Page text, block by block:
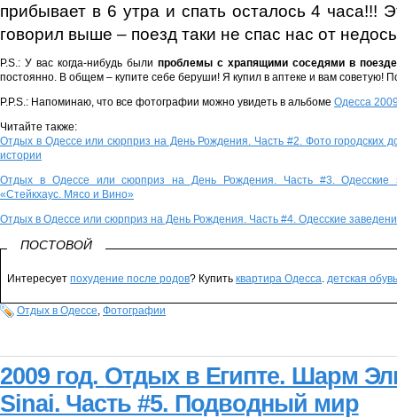
прибывает в 6 утра и спать осталось 4 часа!!!
говорил выше – поезд таки не спас нас от
P.S.: У вас когда-нибудь были проблемы с храпящими соседями в
постоянно. В общем – купите себе беруши! Я купил в аптеке и вам советую!
P.P.S.: Напоминаю, что все фотографии можно увидеть в альбоме Одесса
Читайте также:
Отдых в Одессе или сюрприз на День Рождения. Часть #2. Фото городских
истории
Отдых в Одессе или сюрприз на День Рождения. Часть #3. Одесские
«Стейкхаус. Мясо и Вино»
Отдых в Одессе или сюрприз на День Рождения. Часть #4. Одесские
ПОСТОВОЙ
Интересуетпохудение после родов? Купитьквартира Одесса.детская
Отдых в Одессе, Фотографии
2009 год. Отдых в Египте. Шарм
Sinai. Часть #5. Подводный мир